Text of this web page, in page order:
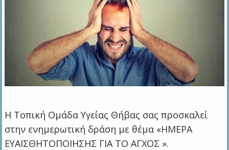
Η Τοπική Ομάδα Υγείας Θήβας σας προσκαλεί
στην ενημερωτική δράση με θέμα «ΗΜΕΡΑ
ΕΥΑΙΣΘΗΤΟΠΟΙΗΣΗΣ ΓΙΑ ΤΟ ΑΓΧΟΣ ».